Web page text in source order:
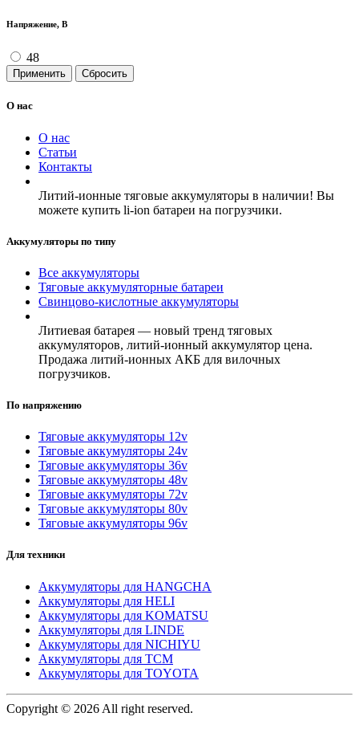
Напряжение, В
48
Применить Сбросить
О нас
О нас
Статьи
Контакты
Литий-ионные тяговые аккумуляторы в наличии! Вы
можете купить li-ion батареи на погрузчики.
Аккумуляторы по типу
Все аккумуляторы
Тяговые аккумуляторные батареи
Свинцово-кислотные аккумуляторы
Литиевая батарея — новый тренд тяговых
аккумуляторов, литий-ионный аккумулятор цена.
Продажа литий-ионных АКБ для вилочных
погрузчиков.
По напряжению
Тяговые аккумуляторы 12v
Тяговые аккумуляторы 24v
Тяговые аккумуляторы 36v
Тяговые аккумуляторы 48v
Тяговые аккумуляторы 72v
Тяговые аккумуляторы 80v
Тяговые аккумуляторы 96v
Для техники
Аккумуляторы для HANGCHA
Аккумуляторы для HELI
Аккумуляторы для KOMATSU
Аккумуляторы для LINDE
Аккумуляторы для NICHIYU
Аккумуляторы для TCM
Аккумуляторы для TOYOTA
Copyright © 2026 All right reserved.